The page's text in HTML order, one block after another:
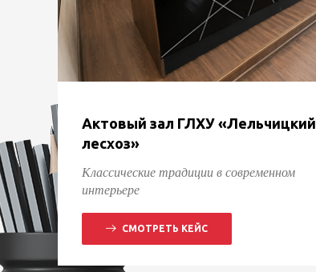
Актовый зал ГЛХУ «Лельчицкий
лесхоз»
Классические традиции в современном
интерьере
СМОТРЕТЬ КЕЙС